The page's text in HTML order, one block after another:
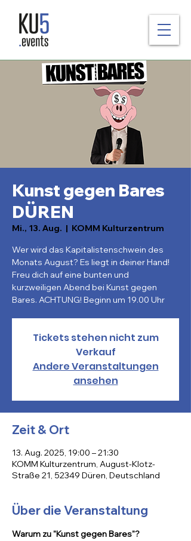
Kunst gegen Bares
DÜREN
Mi., 13. Aug.
  |
KOMM Kulturzentrum
Wer wird das Kapitalistenschwein des
Monats August? Es liegt in deiner Hand!
Freu dich auf eine bunten und
kurzweiligen Abend bei Kunst gegen
Bares. ACHTUNG! Beginn um 19.00 Uhr
Tickets stehen nicht zum
Verkauf
Andere Veranstaltungen
ansehen
Zeit & Ort
13. Aug. 2025, 19:00 – 21:30
KOMM Kulturzentrum, August-Klotz-
Straße 21, 52349 Düren, Deutschland
Über die Veranstaltung
Warum zu "Kunst gegen Bares"?